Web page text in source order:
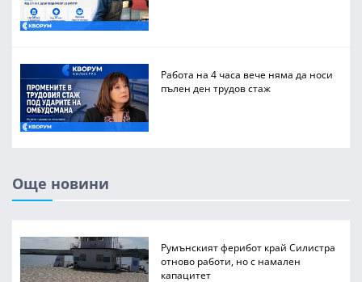
Работа на 4 часа вече няма да носи
пълен ден трудов стаж
Още новини
Румънският ферибот край Силистра
отново работи, но с намален
капацитет